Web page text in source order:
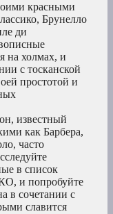
красными
Брунелло
ди
на холмах, и
с тосканской
простотой и
известный
как Барбера,
часто
в список
и попробуйте
в сочетании с
славится